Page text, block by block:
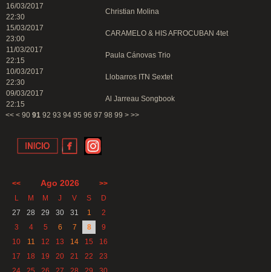
16/03/2017
22:30
Christian Molina
15/03/2017
23:00
CARAMELO & HIS AFROCUBAN 4tet
11/03/2017
22:15
Paula Cánovas Trio
10/03/2017
22:30
Llobarros ITN Sextet
09/03/2017
22:15
Al Jarreau Songbook
<< < 90 91 92 93 94 95 96 97 98 99 > >>
<< Ago 2026
>>
L
M M J V S
D
27
28 29 30 31 1
2
3
4 5 6 7 8
9
10
11 12 13 14 15
16
17
18 19 20 21 22
23